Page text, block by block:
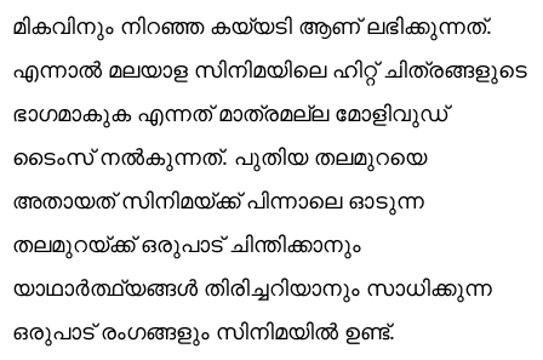
മികവിനും നിറഞ്ഞ കയ്യടി ആണ് ലഭിക്കുന്നത്.
എന്നാൽ മലയാള സിനിമയിലെ ഹിറ്റ് ചിത്രങ്ങളുടെ
ഭാഗമാകുക എന്നത് മാത്രമല്ല മോളിവുഡ്
ടൈംസ് നൽകുന്നത്. പുതിയ തലമുറയെ
അതായത് സിനിമയ്ക്ക് പിന്നാലെ ഓടുന്ന
തലമുറയ്ക്ക് ഒരുപാട് ചിന്തിക്കാനും
യാഥാർത്ഥ്യങ്ങൾ തിരിച്ചറിയാനും സാധിക്കുന്ന
ഒരുപാട് രംഗങ്ങളും സിനിമയിൽ ഉണ്ട്.